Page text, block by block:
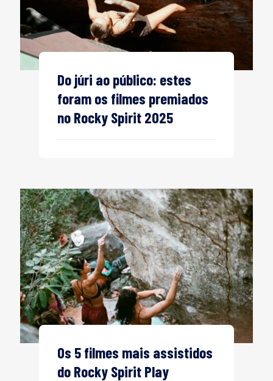
Do júri ao público: estes
foram os filmes premiados
no Rocky Spirit 2025
Os 5 filmes mais assistidos
do Rocky Spirit Play